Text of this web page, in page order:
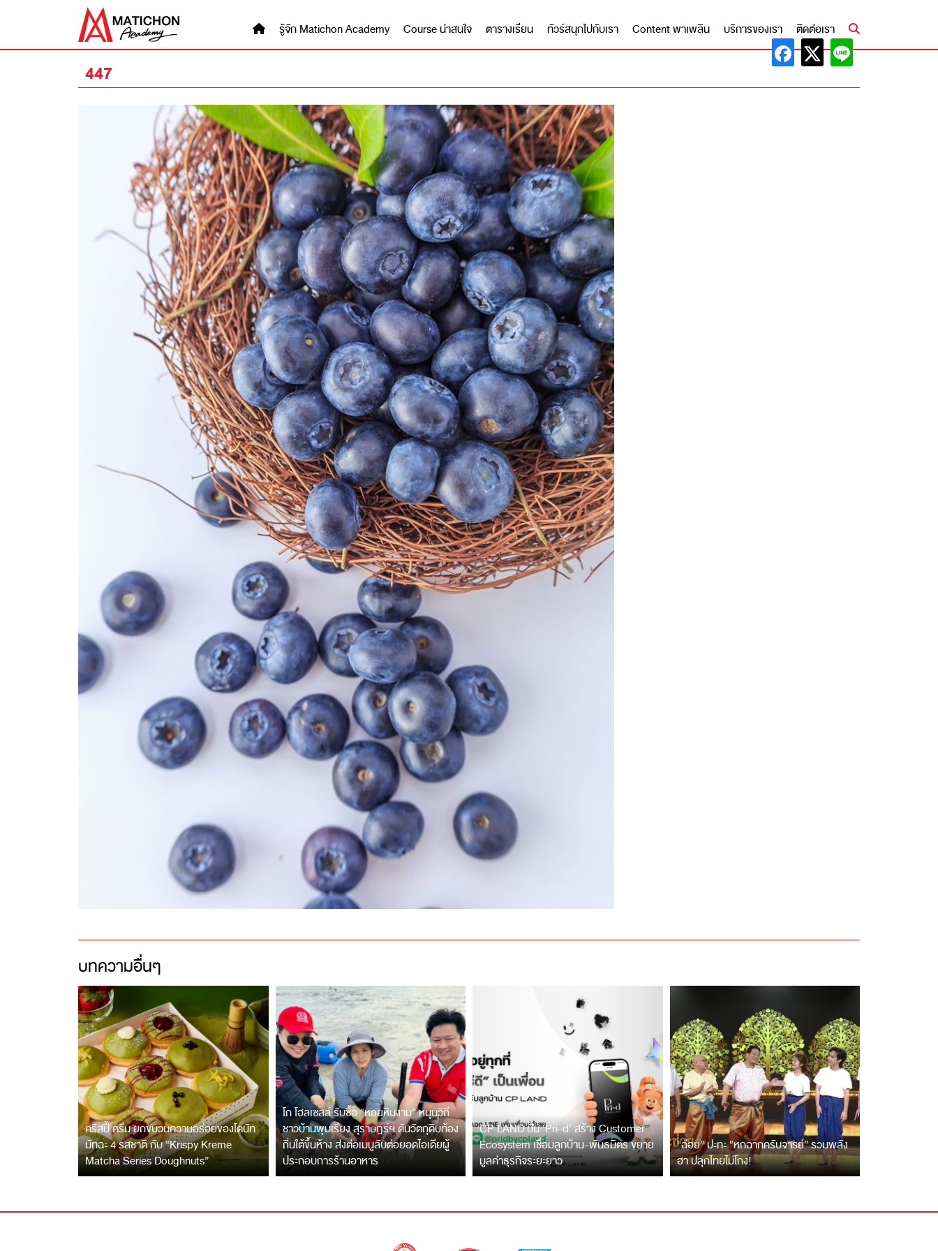
รู้จัก Matichon Academy Course น่าสนใจ ตารางเรียน ทัวร์สนุกไปกับเรา Content พาเพลิน บริการของเรา ติดต่อเรา
447
บทความอื่นๆ
คริสปี้ ครีม ยกขบวนความอร่อยของโดนัท
มัทฉะ 4 รสชาติ กับ “Krispy Kreme
Matcha Series Doughnuts”
โก โฮลเซลล์ รับซื้อ “หอยหินงาม” หนุนวิถี
ชาวบ้านพุมเรียง สุราษฎร์ฯ ดันวัตถุดิบท้อง
ถิ่นใต้ขึ้นห้าง ส่งต่อเมนูลับต่อยอดไอเดียผู้
ประกอบการร้านอาหาร
CP LAND ปั้น ‘Pri-d’ สร้าง Customer
Ecosystem เชื่อมลูกบ้าน-พันธมิตร ขยาย
มูลค่าธุรกิจระยะยาว
“ฉ่อย” ปะทะ “หกฉากครับจารย์” รวมพลัง
ฮา ปลุกไทยไม่โกง!